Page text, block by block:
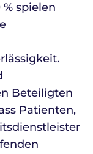
spielen
Beteiligten
Patienten,